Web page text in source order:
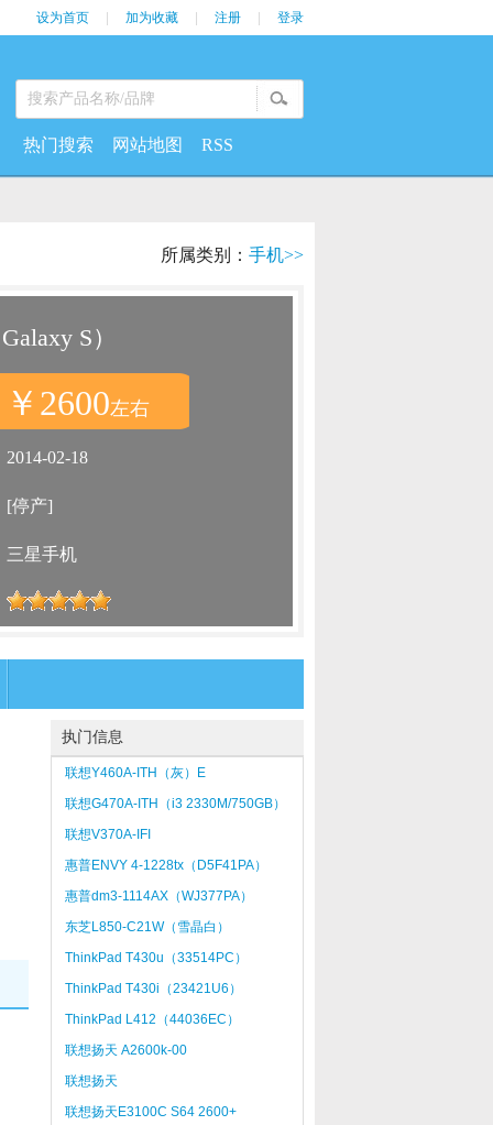
设为首页 加为收藏 注册 登录
热门搜索 网站地图 RSS
所属类别： 手机>>
S）
￥2600左右
2014-02-18
[停产]
三星手机
执门信息
联想Y460A-ITH（灰）E
联想G470A-ITH（i3 2330M/750GB）
联想V370A-IFI
惠普ENVY 4-1228tx（D5F41PA）
惠普dm3-1114AX（WJ377PA）
东芝L850-C21W（雪晶白）
ThinkPad T430u（33514PC）
ThinkPad T430i（23421U6）
ThinkPad L412（44036EC）
联想扬天 A2600k-00
联想扬天
M3310N（140/1G/320G/DOS）
联想扬天E3100C S64 2600+